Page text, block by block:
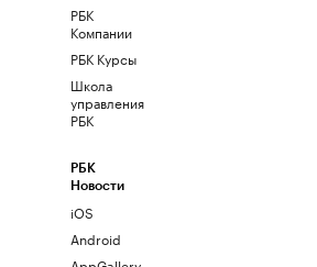
РБК
Компании
РБК Курсы
Школа
управления
РБК
РБК
Новости
iOS
Android